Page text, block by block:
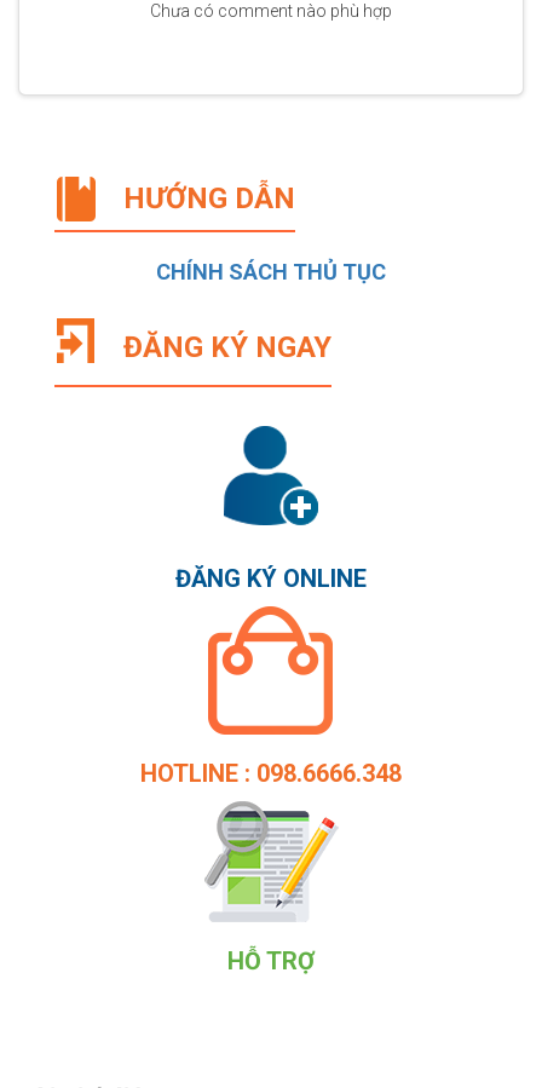
Chưa có comment nào phù hợp
HƯỚNG DẪN
CHÍNH SÁCH THỦ TỤC
ĐĂNG KÝ NGAY
ĐĂNG KÝ ONLINE
HOTLINE : 098.6666.348
HỖ TRỢ